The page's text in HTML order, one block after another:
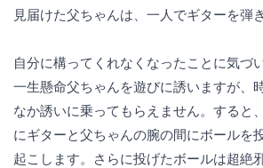
見届けた父ちゃんは、一人でギターを弾
自分に構ってくれなくなったことに気づ
一生懸命父ちゃんを遊びに誘いますが、
なか誘いに乗ってもらえません。すると
にギターと父ちゃんの腕の間にボールを
起こします。さらに投げたボールは超絶